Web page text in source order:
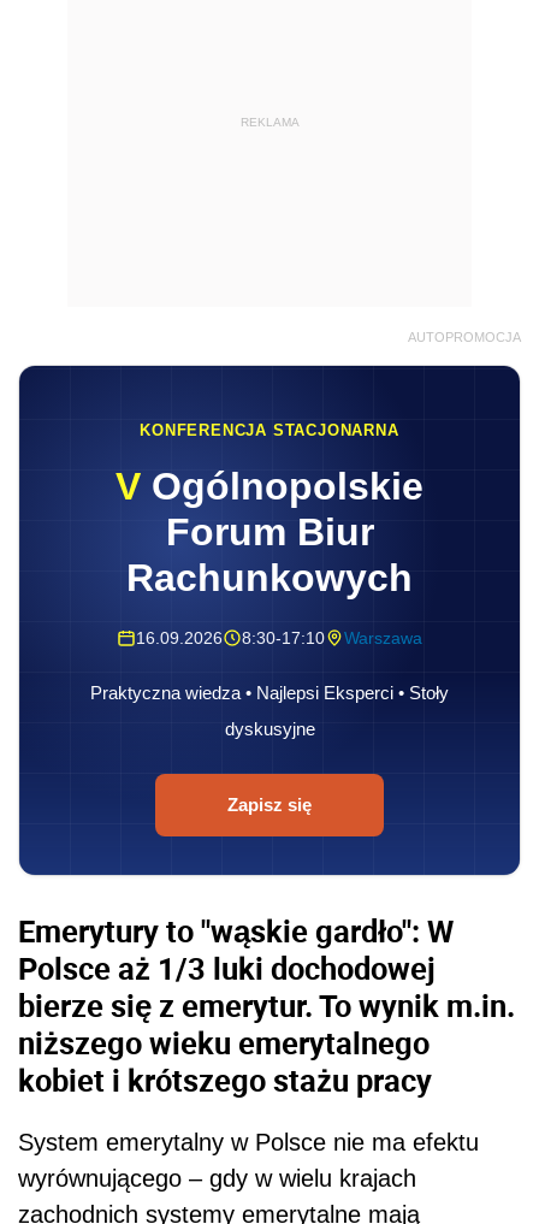
REKLAMA
AUTOPROMOCJA
KONFERENCJA STACJONARNA
V Ogólnopolskie
Forum Biur
Rachunkowych
16.09.2026 8:30-17:10 Warszawa
Praktyczna wiedza • Najlepsi Eksperci • Stoły
dyskusyjne
Zapisz się
Emerytury to "wąskie gardło": W
Polsce aż 1/3 luki dochodowej
bierze się z emerytur. To wynik m.in.
niższego wieku emerytalnego
kobiet i krótszego stażu pracy
System emerytalny w Polsce nie ma efektu
wyrównującego – gdy w wielu krajach
zachodnich systemy emerytalne mają